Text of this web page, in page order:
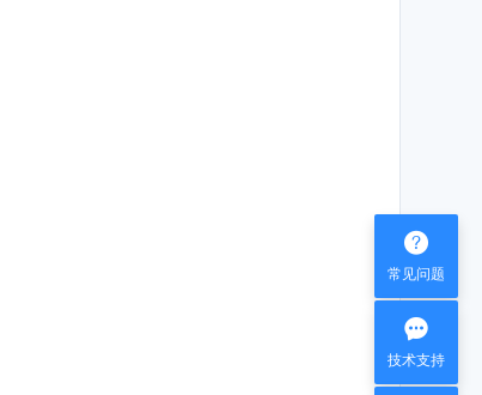

常见问题

技术支持